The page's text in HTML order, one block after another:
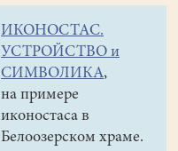
ИКОНОСТАС.
УСТРОЙСТВО и
СИМВОЛИКА,
на примере
иконостаса в
Белоозерском храме.